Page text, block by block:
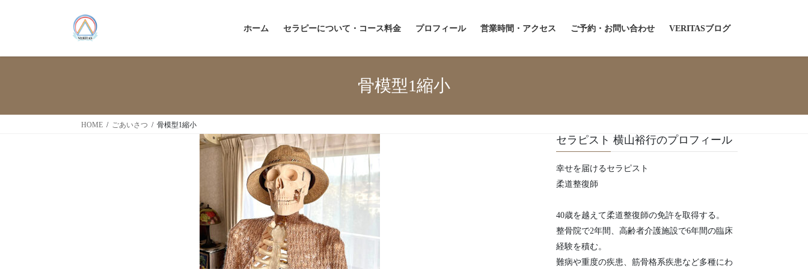
ホーム セラピーについて・コース料金 プロフィール 営業時間・アクセス ご予約・お問い合わせ VERITASブログ
骨模型1縮小
HOME ごあいさつ 骨模型1縮小
セラピスト 横山裕行のプロフィール
幸せを届けるセラピスト
柔道整復師
40歳を越えて柔道整復師の免許を取得する。
整骨院で2年間、高齢者介護施設で6年間の臨床
経験を積む。
難病や重度の疾患、筋骨格系疾患など多種にわ